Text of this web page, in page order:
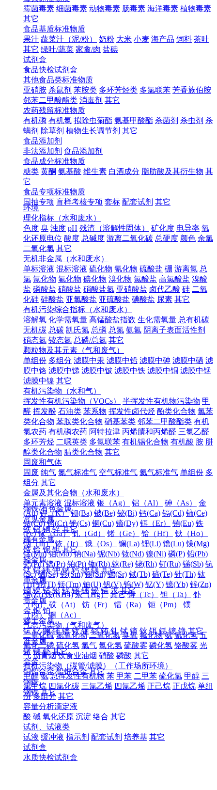
霉菌毒素 细菌毒素 动物毒素 肠毒素 海洋毒素 植物毒素
其它
食品基质标准物质
果汁 蔬菜汁（泥/粉） 奶粉 大米 小麦 海产品 饲料 茶叶
其它 绿叶/蔬菜 家禽/肉 盐碘
试剂盒
食品快检试剂盒
其他食品类标准物质
亚硝胺 杀鼠剂 苯胺类 多环芳烃类 多氯联苯 芳香族伯胺
邻苯二甲酸酯类 消毒剂 其它
农药残留标准物质
有机磷 有机氯 拟除虫菊酯 氨基甲酸酯 杀菌剂 杀虫剂 杀
螨剂 除草剂 植物生长调节剂 其它
食品添加剂
非法添加剂 食品添加剂
食品成分标准物质
糖类 黄酮 氨基酸 维生素 白酒成分 脂肪酸及其衍生物 其
它
食品专项标准物质
国抽专项 盲样考核专项 套标 配套试剂 其它
环境
理化指标（水和废水）
色度 臭 浊度 pH 残渣（溶解性固体） 矿化度 电导率 氧
化还原电位 酸度 总碱度 游离二氧化碳 总硬度 颜色 余氯
二氧化氯 其它
无机非金属（水和废水）
单标溶液 混标溶液 硫化物 氰化物 硫酸盐 硼 游离氯 总
氯 氯化物 氟化物 碘化物 溴化物 氯酸盐 高氯酸盐 溴酸
盐 磷酸盐 硝酸盐 硝酸盐氮 亚硝酸盐 卤代乙酸 硅 二氧
化硅 硅酸盐 亚氯酸盐 亚硫酸盐 碘酸盐 尿素 其它
有机污染综合指标（水和废水）
溶解氧 化学需氧量 高锰酸盐指数 生化需氧量 总有机碳
无机碳 总碳 凯氏氮 总磷 总氮 氨氮 阴离子表面活性剂
硝态氮 铵态氮 总磷/总氮 其它
颗粒物及其元素（气和废气）
单组份 多组分 滤膜中汞 滤膜中铅 滤膜中砷 滤膜中硒 滤
膜中铬 滤膜中锑 滤膜中铍 滤膜中铁 滤膜中铜 滤膜中锰
滤膜中镍 其它
有机污染物（水和气）
挥发性有机污染物（VOCs）
半挥发性有机物污染物 甲
醛 挥发酚 石油类 苯系物 挥发性卤代烃 酚类化合物 氯苯
类化合物 苯胺类化合物 硝基苯类 邻苯二甲酸酯类 有机
氯农药 有机磷农药 阿特拉津 丙烯腈和丙烯醛 三氯乙醛
多环芳烃 二噁英类 多氯联苯 有机锡化合物 有机酸 胺 肼
醇类化合物 腈类化合物 其它
固废和气体
固废 纯气 氮气标准气 空气标准气 氦气标准气 单组份 多
组分 其它
金属及其化合物（水和废水）
单元素溶液 混标溶液 银（Ag） 铝（Al） 砷（As）
金
(Au) 钾（K） 钡(Ba) 铍(Be) 铋(Bi) 钙(Ca) 镉(Cd) 铈(Ce)
钴(Co) 铬(Cr) 铯(Cs) 铜(Cu) 镝(Dy) 铒（Er） 铕(Eu) 铁
(Fe) 镓（Ga） 钆（Gd） 锗（Ge） 铪（Hf）
钬（Ho）
铟（In） 铱（Ir） 锇（Os） 镧(La) 锂(Li) 镥(Lu) 镁(Mg)
锰(Mn) 钼(Mo) 钠(Na) 铌(Nb) 钕(Nd) 镍(Ni) 磷(P) 铅(Pb)
钯(Pd) 镨(Pr) 铂(Pt) 铷(Rb) 铼(Re) 铑(Rh) 钌(Ru) 锑(Sb) 钪
(Sc) 硒(Se) 钐(Sm) 锡(Sn) 锶(Sr) 铽(Tb) 碲(Te) 钍(Th) 钛
(Ti) 铊(Tl) 铥(Tm) 铀(U) 钒(V) 钨(W) 钇(Y) 镱(Yb) 锌(Zn)
锆(Zr) 铵(NH4) 汞（Hg） 其它 锝（Tc） 钽（Ta）
钋
（Po） 砹（At） 钫（Fr） 镭（Ra） 钷（Pm）
镤
（Pa） 锕（Ac）
气态污染物（气和废气）
二氧化硫 氮氧化物 二氧化氮 臭氧 氟化物 氨 氰化氢 五
氧化二磷 硫化氢 氯气 氯化氢 硫酸雾 磷化氢 铬酸雾 光
气 沥青烟 饮食业油烟 硝酸 磷酸 其它
有机污染物（碳管/滤膜）（工作场所环境）
甲醛 氨 总挥发性有机物 苯 甲苯 二甲苯 硫化氢 甲醇 三
氯甲烷 四氯化碳 三氯乙烯 四氯乙烯 正己烷 正戊烷 单组
份 多组分 其它
容量分析滴定液
酸 碱 氧化还原 沉淀 络合 其它
试剂、试液类
试液 缓冲液 指示剂 配套试剂 培养基 其它
试剂盒
水质快检试剂盒
钢铁/有色金属
常见金属
铁 铝 铜 锌 其它
稀有金属
锆 铪 铌 钽 其它
轻金属
钛 铝 镁 钾 钠 钙 锶 钡 其它
重金属
铜 镍 钴 铅 锌 锡 锑 铋 镉 汞 其它
贵金属
金 银 铂
稀土金属
钪 钇 镧 铈 镨 钕 钷 钐 铕 钆 铽 镝 钬 铒 铥 镱 镥 其它
准金属
锗 锑 钋 其它
合金
铜铅合金 铅钯合金 其它
钢铁
钢铁 其它